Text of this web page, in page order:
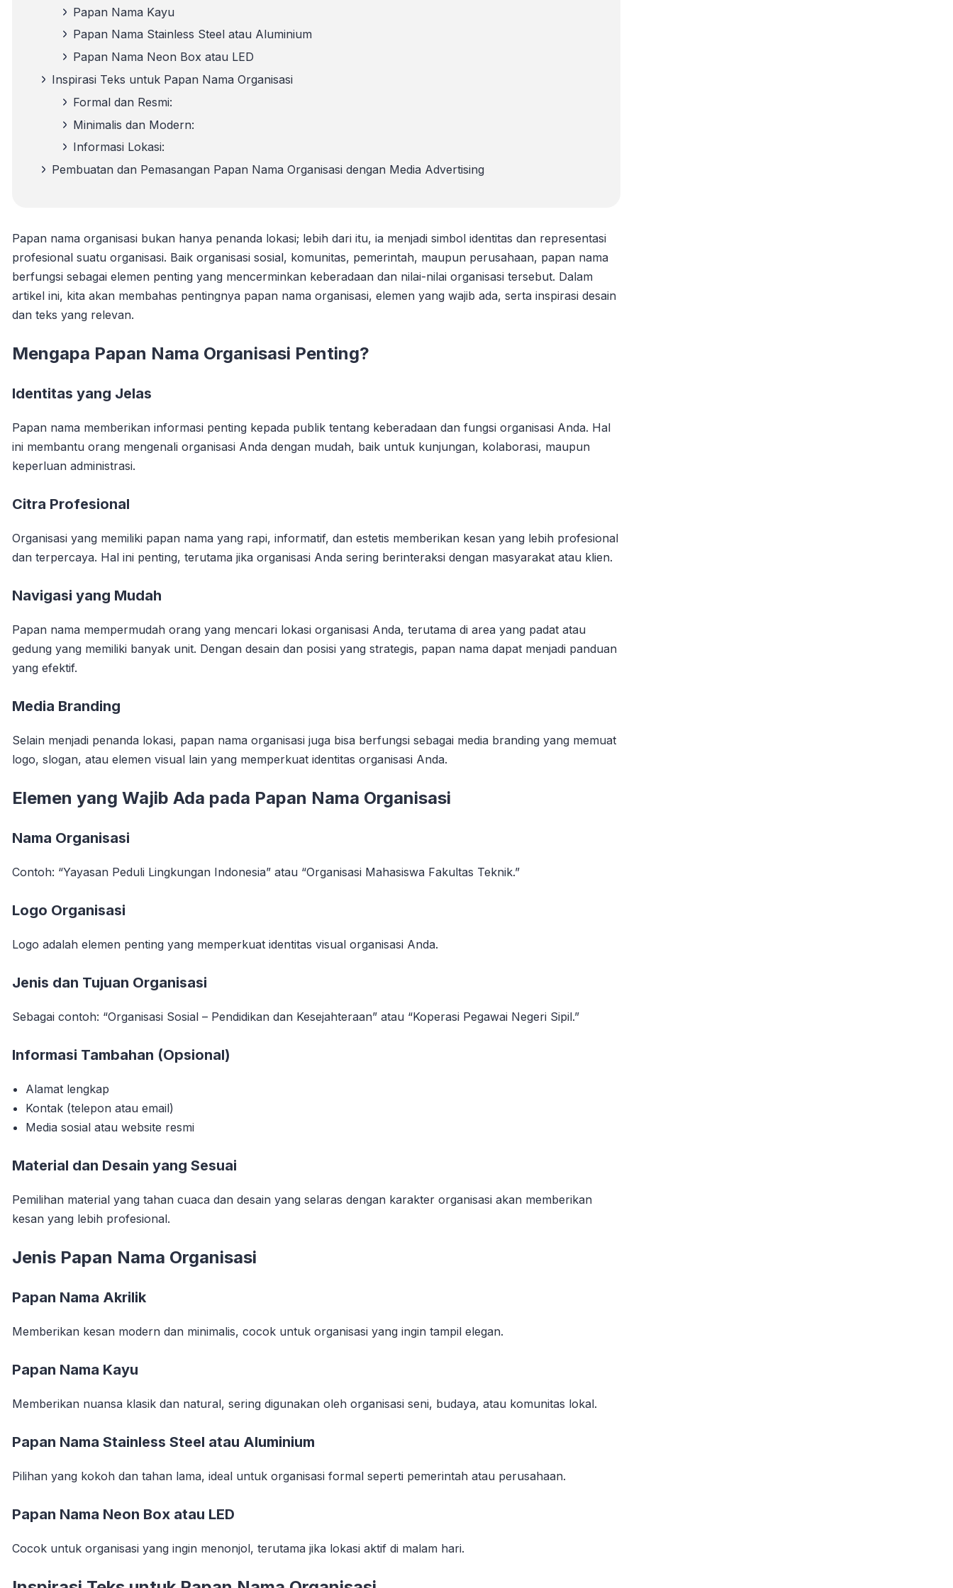
Papan Nama Kayu
Papan Nama Stainless Steel atau Aluminium
Papan Nama Neon Box atau LED
Inspirasi Teks untuk Papan Nama Organisasi
Formal dan Resmi:
Minimalis dan Modern:
Informasi Lokasi:
Pembuatan dan Pemasangan Papan Nama Organisasi dengan Media Advertising
Papan nama organisasi bukan hanya penanda lokasi; lebih dari itu, ia menjadi simbol identitas dan representasi
profesional suatu organisasi. Baik organisasi sosial, komunitas, pemerintah, maupun perusahaan, papan nama
berfungsi sebagai elemen penting yang mencerminkan keberadaan dan nilai-nilai organisasi tersebut. Dalam
artikel ini, kita akan membahas pentingnya papan nama organisasi, elemen yang wajib ada, serta inspirasi desain
dan teks yang relevan.
Mengapa Papan Nama Organisasi Penting?
Identitas yang Jelas
Papan nama memberikan informasi penting kepada publik tentang keberadaan dan fungsi organisasi Anda. Hal
ini membantu orang mengenali organisasi Anda dengan mudah, baik untuk kunjungan, kolaborasi, maupun
keperluan administrasi.
Citra Profesional
Organisasi yang memiliki papan nama yang rapi, informatif, dan estetis memberikan kesan yang lebih profesional
dan terpercaya. Hal ini penting, terutama jika organisasi Anda sering berinteraksi dengan masyarakat atau klien.
Navigasi yang Mudah
Papan nama mempermudah orang yang mencari lokasi organisasi Anda, terutama di area yang padat atau
gedung yang memiliki banyak unit. Dengan desain dan posisi yang strategis, papan nama dapat menjadi panduan
yang efektif.
Media Branding
Selain menjadi penanda lokasi, papan nama organisasi juga bisa berfungsi sebagai media branding yang memuat
logo, slogan, atau elemen visual lain yang memperkuat identitas organisasi Anda.
Elemen yang Wajib Ada pada Papan Nama Organisasi
Nama Organisasi
Contoh: “Yayasan Peduli Lingkungan Indonesia” atau “Organisasi Mahasiswa Fakultas Teknik.”
Logo Organisasi
Logo adalah elemen penting yang memperkuat identitas visual organisasi Anda.
Jenis dan Tujuan Organisasi
Sebagai contoh: “Organisasi Sosial – Pendidikan dan Kesejahteraan” atau “Koperasi Pegawai Negeri Sipil.”
Informasi Tambahan (Opsional)
Alamat lengkap
Kontak (telepon atau email)
Media sosial atau website resmi
Material dan Desain yang Sesuai
Pemilihan material yang tahan cuaca dan desain yang selaras dengan karakter organisasi akan memberikan
kesan yang lebih profesional.
Jenis Papan Nama Organisasi
Papan Nama Akrilik
Memberikan kesan modern dan minimalis, cocok untuk organisasi yang ingin tampil elegan.
Papan Nama Kayu
Memberikan nuansa klasik dan natural, sering digunakan oleh organisasi seni, budaya, atau komunitas lokal.
Papan Nama Stainless Steel atau Aluminium
Pilihan yang kokoh dan tahan lama, ideal untuk organisasi formal seperti pemerintah atau perusahaan.
Papan Nama Neon Box atau LED
Cocok untuk organisasi yang ingin menonjol, terutama jika lokasi aktif di malam hari.